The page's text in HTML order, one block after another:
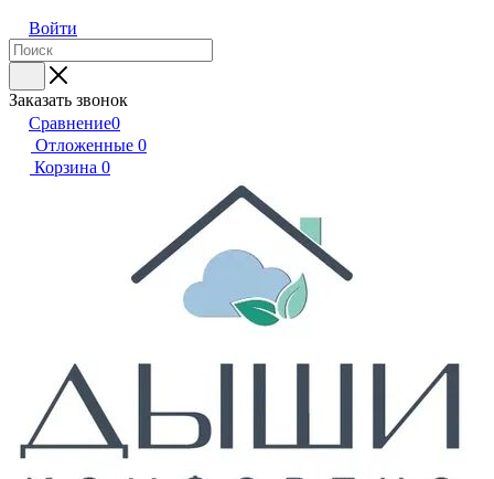
Войти
Заказать звонок
Сравнение0
Отложенные 0
Корзина 0